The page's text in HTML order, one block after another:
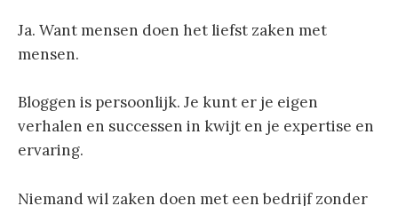
Ja. Want mensen doen het liefst zaken met
mensen.
Bloggen is persoonlijk. Je kunt er je eigen
verhalen en successen in kwijt en je expertise en
ervaring.
Niemand wil zaken doen met een bedrijf zonder